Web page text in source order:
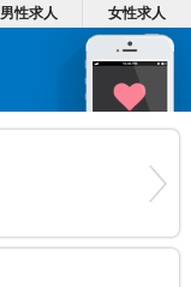
男性求人 女性求人